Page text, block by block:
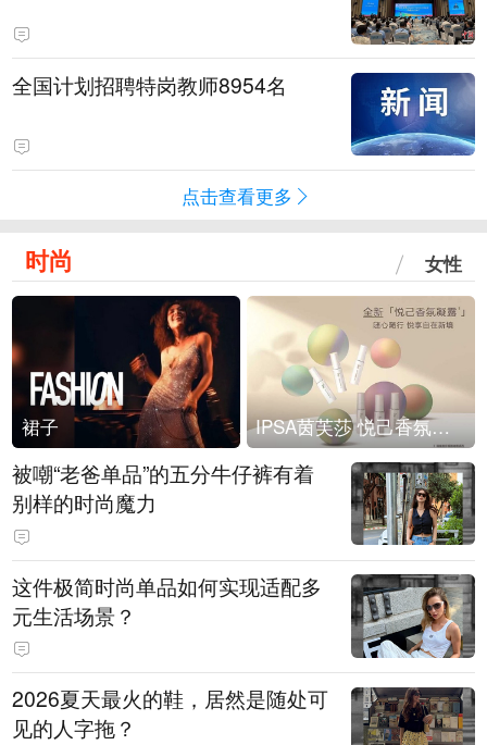
全国计划招聘特岗教师8954名
点击查看更多
时尚 女性
裙子 IPSA茵芙莎 悦己香氛凝露上市
被嘲“老爸单品”的五分牛仔裤有着
别样的时尚魔力
这件极简时尚单品如何实现适配多
元生活场景？
2026夏天最火的鞋，居然是随处可
见的人字拖？